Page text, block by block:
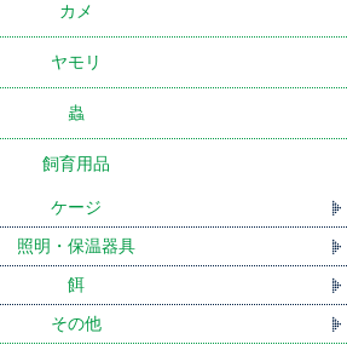
カメ
ヤモリ
蟲
飼育用品
ケージ
照明・保温器具
餌
その他